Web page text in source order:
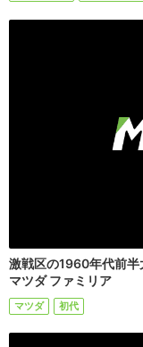
激戦区の1960年代前
マツダ ファミリア
マツダ 初代